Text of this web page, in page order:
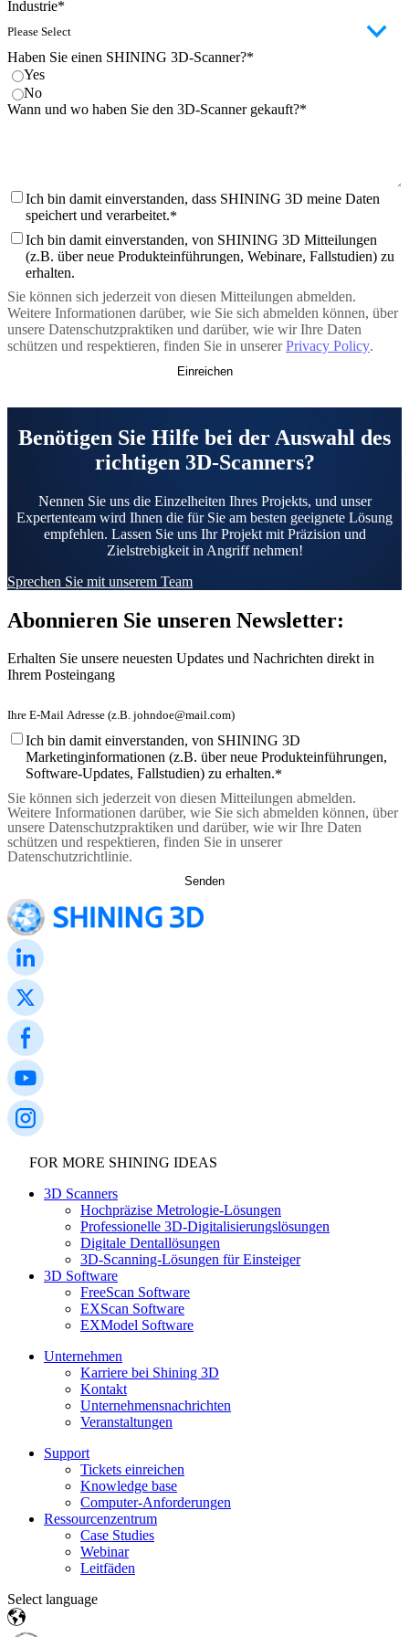
Aoralscan Elf
Aoralscan 3 Wireless
AutoScan-DS-EX Pro (H)
Dental 3D-Drucker
Ceramix-NanoNEU
AccuFab-ArisNEU
AccuFab F1
e-MotionNEU
MetiSmile
Post-Processing-Einheiten
FabWash
FabCure N2NEU
FabCure 2
Alle Dental Produkte ansehen
Demo erhalten
Industrie*
Haben Sie einen SHINING 3D-Scanner?*
Yes
No
Wann und wo haben Sie den 3D-Scanner gekauft?*
Ich bin damit einverstanden, dass SHINING 3D meine Daten
speichert und verarbeitet.*
Ich bin damit einverstanden, von SHINING 3D Mitteilungen
(z.B. über neue Produkteinführungen, Webinare, Fallstudien) zu
erhalten.
Sie können sich jederzeit von diesen Mitteilungen abmelden.
Weitere Informationen darüber, wie Sie sich abmelden können, über
unsere Datenschutzpraktiken und darüber, wie wir Ihre Daten
schützen und respektieren, finden Sie in unsererPrivacy Policy.
Benötigen Sie Hilfe bei der Auswahl des
richtigen 3D-Scanners?
Nennen Sie uns die Einzelheiten Ihres Projekts, und unser
Expertenteam wird Ihnen die für Sie am besten geeignete Lösung
empfehlen. Lassen Sie uns Ihr Projekt mit Präzision und
Zielstrebigkeit in Angriff nehmen!
Sprechen Sie mit unserem Team
Abonnieren Sie unseren Newsletter:
Erhalten Sie unsere neuesten Updates und Nachrichten direkt in
Ihrem Posteingang
Ich bin damit einverstanden, von SHINING 3D
Marketinginformationen (z.B. über neue Produkteinführungen,
Software-Updates, Fallstudien) zu erhalten.*
Sie können sich jederzeit von diesen Mitteilungen abmelden.
Weitere Informationen darüber, wie Sie sich abmelden können, über
unsere Datenschutzpraktiken und darüber, wie wir Ihre Daten
schützen und respektieren, finden Sie in unserer
Datenschutzrichtlinie.
FOR MORE SHINING IDEAS
3D Scanners
Hochpräzise Metrologie-Lösungen
Professionelle 3D-Digitalisierungslösungen
Digitale Dentallösungen
3D-Scanning-Lösungen für Einsteiger
3D Software
FreeScan Software
EXScan Software
EXModel Software
Unternehmen
Karriere bei Shining 3D
Kontakt
Unternehmensnachrichten
Veranstaltungen
Support
Tickets einreichen
Knowledge base
Computer-Anforderungen
Ressourcenzentrum
Case Studies
Webinar
Leitfäden
Select language